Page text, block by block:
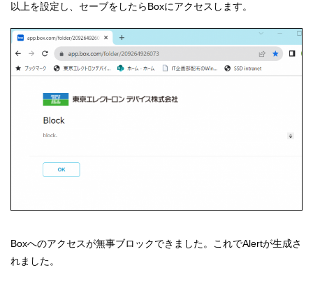
以上を設定し、セーブをしたらBoxにアクセスします。
Boxへのアクセスが無事ブロックできました。これでAlertが生成さ
れました。